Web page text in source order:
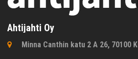
Ahtijahti Oy
Minna Canthin katu 2 A 26, 70100